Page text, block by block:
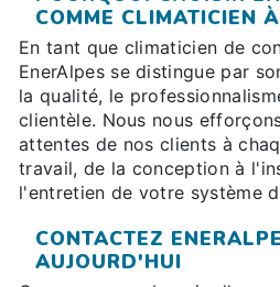
COMME CLIMATICIEN
En tant que climaticien de
EnerAlpes se distingue par
la qualité, le
clientèle. Nous nous
attentes de nos clients à
travail, de la conception à
l'entretien de votre système
CONTACTEZ
AUJOURD'HUI